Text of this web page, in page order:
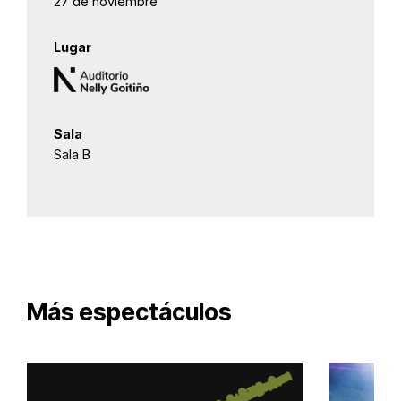
Lugar
Sala
Sala B
Más espectáculos